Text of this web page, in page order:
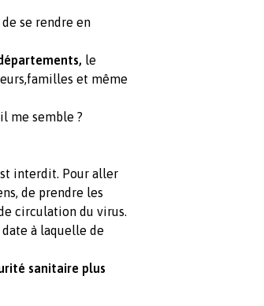
se rendre en
le
et même
me semble ?
interdit. Pour aller
de prendre les
circulation du virus.
à laquelle de
sanitaire plus